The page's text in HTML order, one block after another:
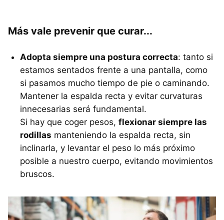
Más vale prevenir que curar...
Adopta siempre una postura correcta: tanto si
estamos sentados frente a una pantalla, como
si pasamos mucho tiempo de pie o caminando.
Mantener la espalda recta y evitar curvaturas
innecesarias será fundamental.
Si hay que coger pesos, flexionar siempre las
rodillas manteniendo la espalda recta, sin
inclinarla, y levantar el peso lo más próximo
posible a nuestro cuerpo, evitando movimientos
bruscos.